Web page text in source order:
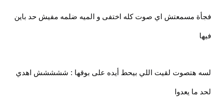
فجأة مسمعتش اي صوت كله اختفى و الميه ضلمه مفيش حد باين
فيها
لسه هتصوت لقيت اللي بيحط أيده على بوقها : ششششش اهدي
لحد ما يعدوا